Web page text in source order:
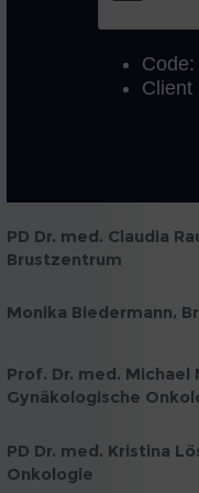
PD Dr. med. Claudia
Brustzentrum
Monika Biedermann,
Prof. Dr. med.
Gynäkologische
PD Dr. med. Kristina
Onkologie